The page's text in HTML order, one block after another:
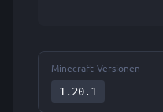
Minecraft-Versionen
1.20.1